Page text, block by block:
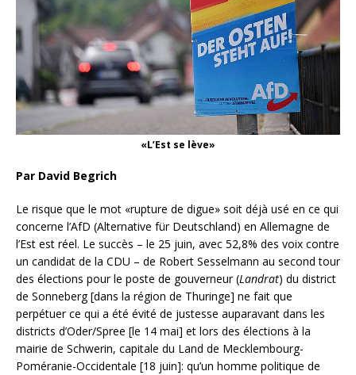
«L’Est se lève»
Par David Begrich
Le risque que le mot «rupture de digue» soit déjà usé en ce qui
concerne l’AfD (Alternative für Deutschland) en Allemagne de
l’Est est réel. Le succès – le 25 juin, avec 52,8% des voix contre
un candidat de la CDU – de Robert Sesselmann au second tour
des élections pour le poste de gouverneur (Landrat) du district
de Sonneberg [dans la région de Thuringe] ne fait que
perpétuer ce qui a été évité de justesse auparavant dans les
districts d’Oder/Spree [le 14 mai] et lors des élections à la
mairie de Schwerin, capitale du Land de Mecklembourg-
Poméranie-Occidentale [18 juin]: qu’un homme politique de